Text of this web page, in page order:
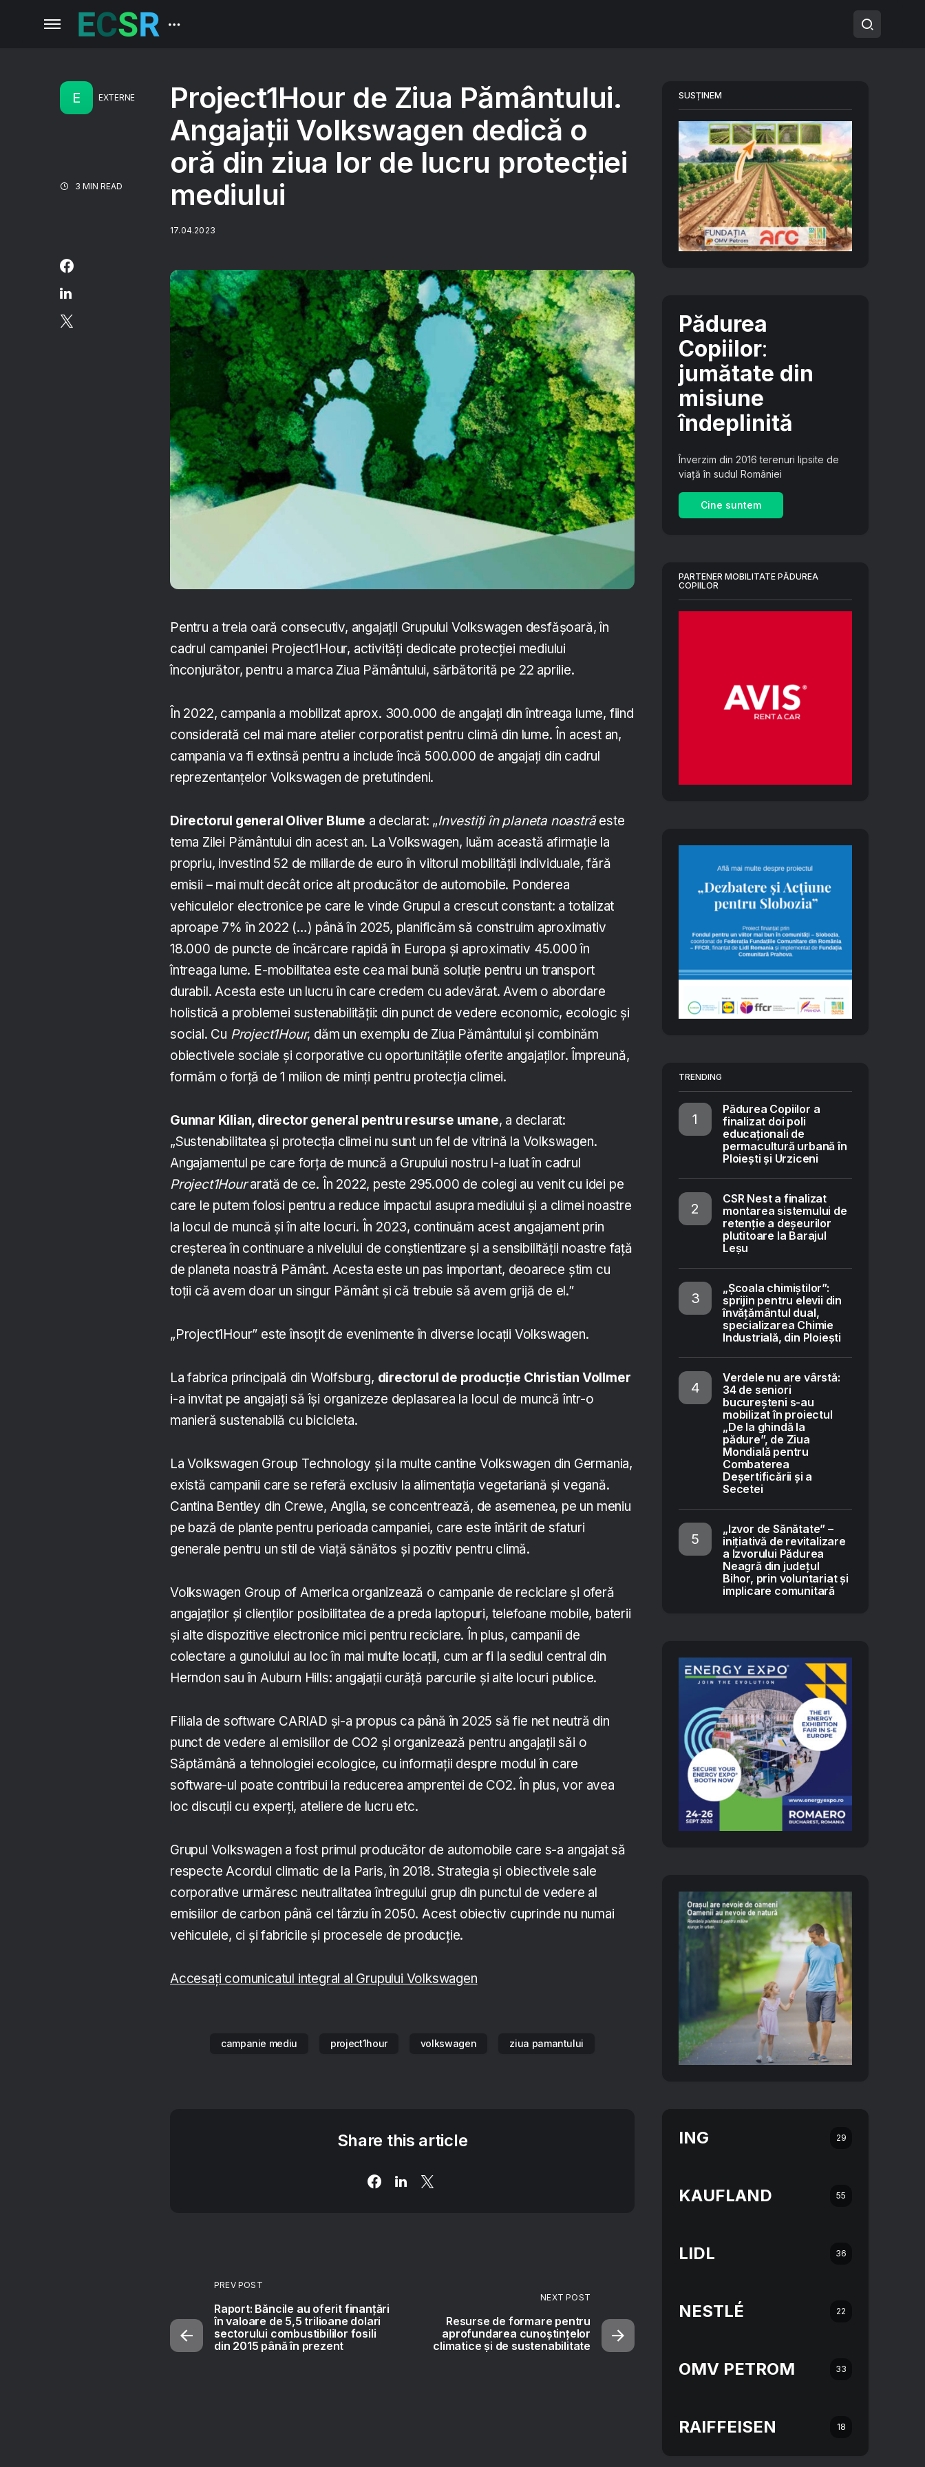
E EXTERNE
3 MIN READ
Project1Hour de Ziua Pământului.
Angajații Volkswagen dedică o
oră din ziua lor de lucru protecției
mediului
17.04.2023
Pentru a treia oară consecutiv, angajații Grupului Volkswagen desfășoară, în
cadrul campaniei Project1Hour, activități dedicate protecției mediului
înconjurător, pentru a marca Ziua Pământului, sărbătorită pe 22 aprilie.
În 2022, campania a mobilizat aprox. 300.000 de angajați din întreaga lume, fiind
considerată cel mai mare atelier corporatist pentru climă din lume. În acest an,
campania va fi extinsă pentru a include încă 500.000 de angajați din cadrul
reprezentanțelor Volkswagen de pretutindeni.
Directorul general Oliver Blume a declarat: „Investiți în planeta noastrăeste
tema Zilei Pământului din acest an. La Volkswagen, luăm această afirmație la
propriu, investind 52 de miliarde de euro în viitorul mobilității individuale, fără
emisii – mai mult decât orice alt producător de automobile. Ponderea
vehiculelor electronice pe care le vinde Grupul a crescut constant: a totalizat
aproape 7% în 2022 (…) până în 2025, planificăm să construim aproximativ
18.000 de puncte de încărcare rapidă în Europa și aproximativ 45.000 în
întreaga lume. E-mobilitatea este cea mai bună soluție pentru un transport
durabil. Acesta este un lucru în care credem cu adevărat. Avem o abordare
holistică a problemei sustenabilității: din punct de vedere economic, ecologic și
social. Cu Project1Hour, dăm un exemplu de Ziua Pământului și combinăm
obiectivele sociale și corporative cu oportunitățile oferite angajaților. Împreună,
formăm o forță de 1 milion de minți pentru protecția climei.
Gunnar Kilian, director general pentru resurse umane, a declarat:
„Sustenabilitatea și protecția climei nu sunt un fel de vitrină la Volkswagen.
Angajamentul pe care forța de muncă a Grupului nostru l-a luat în cadrul
Project1Hourarată de ce. În 2022, peste 295.000 de colegi au venit cu idei pe
care le putem folosi pentru a reduce impactul asupra mediului și a climei noastre
la locul de muncă și în alte locuri. În 2023, continuăm acest angajament prin
creșterea în continuare a nivelului de conștientizare și a sensibilității noastre față
de planeta noastră Pământ. Acesta este un pas important, deoarece știm cu
toții că avem doar un singur Pământ și că trebuie să avem grijă de el.”
„Project1Hour” este însoțit de evenimente în diverse locații Volkswagen.
La fabrica principală din Wolfsburg, directorul de producție Christian Vollmer
i-a invitat pe angajați să își organizeze deplasarea la locul de muncă într-o
manieră sustenabilă cu bicicleta.
La Volkswagen Group Technology și la multe cantine Volkswagen din Germania,
există campanii care se referă exclusiv la alimentația vegetariană și vegană.
Cantina Bentley din Crewe, Anglia, se concentrează, de asemenea, pe un meniu
pe bază de plante pentru perioada campaniei, care este întărit de sfaturi
generale pentru un stil de viață sănătos și pozitiv pentru climă.
Volkswagen Group of America organizează o campanie de reciclare și oferă
angajaților și clienților posibilitatea de a preda laptopuri, telefoane mobile, baterii
și alte dispozitive electronice mici pentru reciclare. În plus, campanii de
colectare a gunoiului au loc în mai multe locații, cum ar fi la sediul central din
Herndon sau în Auburn Hills: angajații curăță parcurile și alte locuri publice.
Filiala de software CARIAD și-a propus ca până în 2025 să fie net neutră din
punct de vedere al emisiilor de CO2 și organizează pentru angajații săi o
Săptămână a tehnologiei ecologice, cu informații despre modul în care
software-ul poate contribui la reducerea amprentei de CO2. În plus, vor avea
loc discuții cu experți, ateliere de lucru etc.
Grupul Volkswagen a fost primul producător de automobile care s-a angajat să
respecte Acordul climatic de la Paris, în 2018. Strategia și obiectivele sale
corporative urmăresc neutralitatea întregului grup din punctul de vedere al
emisiilor de carbon până cel târziu în 2050. Acest obiectiv cuprinde nu numai
vehiculele, ci și fabricile și procesele de producție.
Accesați comunicatul integral al Grupului Volkswagen
campanie mediu project1hour volkswagen ziua pamantului
Share this article
PREV POST
Raport: Băncile au oferit finanțări
în valoare de 5,5 trilioane dolari
sectorului combustibililor fosili
din 2015 până în prezent
NEXT POST
Resurse de formare pentru
aprofundarea cunoștințelor
climatice și de sustenabilitate
SUSȚINEM
Pădurea
Copiilor:
jumătate din
misiune
îndeplinită
Înverzim din 2016 terenuri lipsite de
viață în sudul României
Cine suntem
PARTENER MOBILITATE PĂDUREA
COPIILOR
TRENDING
Pădurea Copiilor a
finalizat doi poli
educaționali de
permacultură urbană în
Ploiești și Urziceni
CSR Nest a finalizat
montarea sistemului de
retenție a deșeurilor
plutitoare la Barajul
Leșu
„Școala chimiștilor”:
sprijin pentru elevii din
învățământul dual,
specializarea Chimie
Industrială, din Ploiești
Verdele nu are vârstă:
34 de seniori
bucureșteni s-au
mobilizat în proiectul
„De la ghindă la
pădure”, de Ziua
Mondială pentru
Combaterea
Deșertificării și a
Secetei
„Izvor de Sănătate” –
inițiativă de revitalizare
a Izvorului Pădurea
Neagră din județul
Bihor, prin voluntariat și
implicare comunitară
ING 29
KAUFLAND 55
LIDL 36
NESTLÉ 22
OMV PETROM 33
RAIFFEISEN 18